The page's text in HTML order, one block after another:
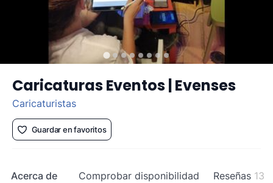
Caricaturas Eventos | Evenses
Caricaturistas
Guardar en favoritos
Acerca de Comprobar disponibilidad Reseñas 13